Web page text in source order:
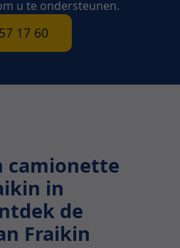
u te ondersteunen.
17 60
camionette
in
de
Fraikin